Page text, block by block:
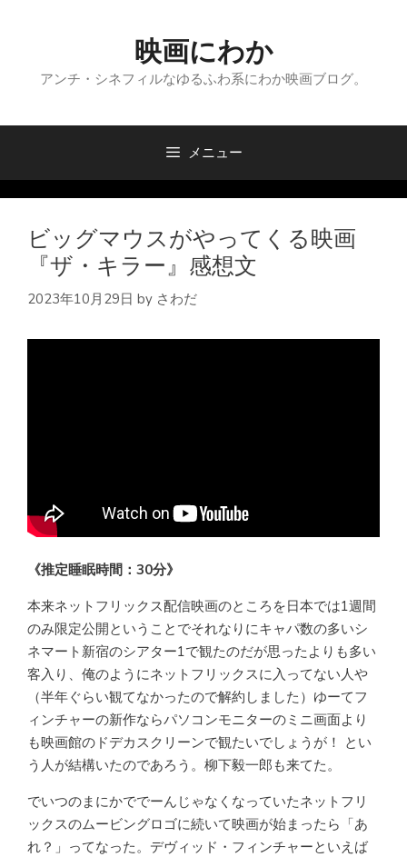
へ
映画にわか
アンチ・シネフィルなゆるふわ系にわか映画ブログ。
メニュー
ビッグマウスがやってくる映画
『ザ・キラー』感想文
2023年10月29日 by さわだ
《推定睡眠時間：30分》
本来ネットフリックス配信映画のところを日本では1週間
のみ限定公開ということでそれなりにキャパ数の多いシ
ネマート新宿のシアター1で観たのだが思ったよりも多い
客入り、俺のようにネットフリックスに入ってない人や
（半年ぐらい観てなかったので解約しました）ゆーてフ
ィンチャーの新作ならパソコンモニターのミニ画面より
も映画館のドデカスクリーンで観たいでしょうが！ とい
う人が結構いたのであろう。柳下毅一郎も来てた。
でいつのまにかででーんじゃなくなっていたネットフリ
ックスのムービングロゴに続いて映画が始まったら「あ
れ？」ってなった。デヴィッド・フィンチャーといえば